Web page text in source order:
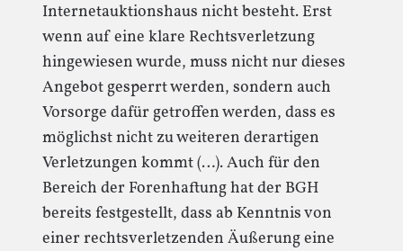
Internetauktionshaus nicht besteht. Erst
wenn auf eine klare Rechtsverletzung
hingewiesen wurde, muss nicht nur dieses
Angebot gesperrt werden, sondern auch
Vorsorge dafür getroffen werden, dass es
möglichst nicht zu weiteren derartigen
Verletzungen kommt (…). Auch für den
Bereich der Forenhaftung hat der BGH
bereits festgestellt, dass ab Kenntnis von
einer rechtsverletzenden Äußerung eine